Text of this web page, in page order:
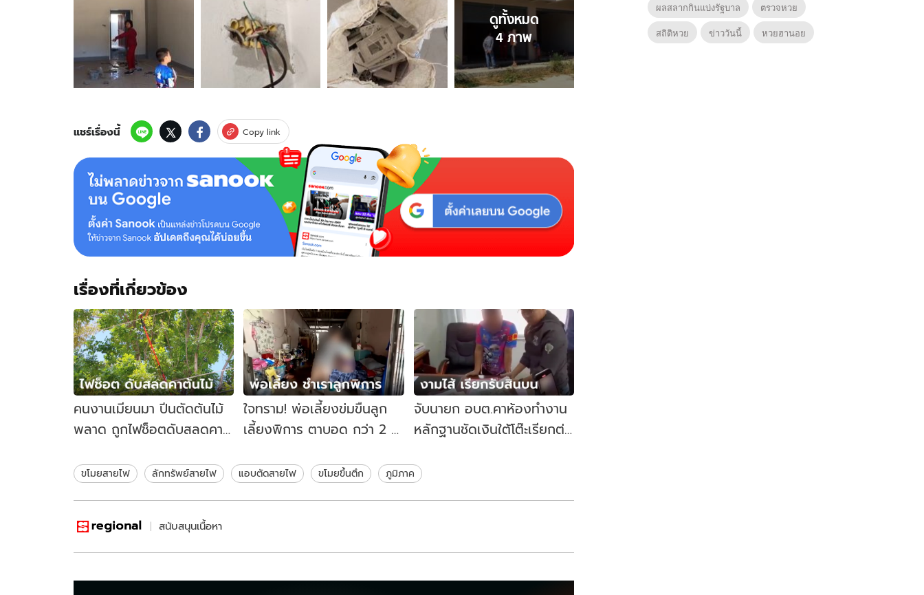
ฉวย
โอกาส
วัน
ขโมย
ไฟ
ใน
พาณิชย์
เสีย
หาย
ร่วม
แสน
ดูทั้งหมด
4ภาพ
แชร์เรื่องนี้ Copy link
เรื่องที่เกี่ยวข้อง
คนงานเมียนมา ปีนตัดต้นไม้
พลาด ถูกไฟช็อตดับสลดคา
ใจทราม! พ่อเลี้ยงข่มขืนลูก
เลี้ยงพิการ ตาบอด กว่า 2 ปี
จับนายก อบต.คาห้องทำงาน
หลักฐานชัดเงินใต้โต๊ะเรียกต่อ
ขโมยสายไฟ ลักทรัพย์สายไฟ แอบตัดสายไฟ ขโมยขึ้นตึก ภูมิภาค
สนับสนุนเนื้อหา
ผลสลากกินแบ่งรัฐบาล
ตรวจหวย
สถิติหวย
ข่าววันนี้ หวยฮานอย